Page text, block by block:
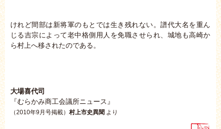
けれど間部は新将軍のもとでは生き残れない。譜代大名を重ん
じる吉宗によって老中格側用人を免職させられ、城地も高崎か
ら村上へ移されたのである。
大場喜代司
『むらかみ商工会議所ニュース』
（2010年9月号掲載） 村上市史異聞 より